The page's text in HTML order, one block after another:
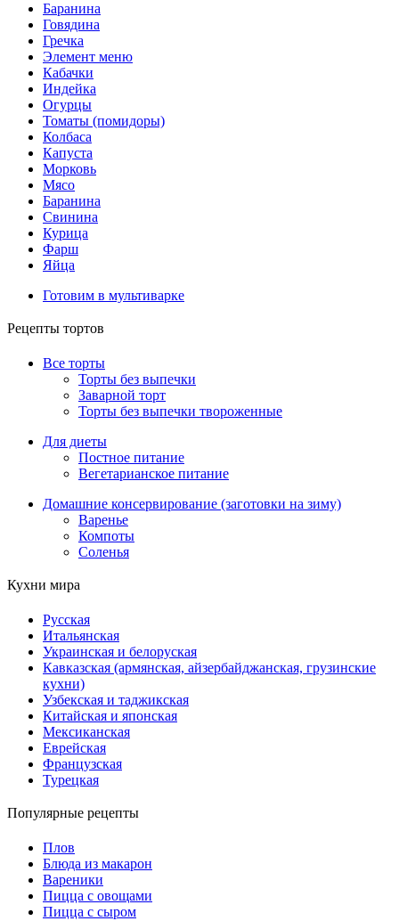
Баранина
Говядина
Гречка
Элемент меню
Кабачки
Индейка
Огурцы
Томаты (помидоры)
Колбаса
Капуста
Морковь
Мясо
Баранина
Свинина
Курица
Фарш
Яйца
Готовим в мультиварке
Рецепты тортов
Все торты
Торты без выпечки
Заварной торт
Торты без выпечки твороженные
Для диеты
Постное питание
Вегетарианское питание
Домашние консервирование (заготовки на зиму)
Варенье
Компоты
Соленья
Кухни мира
Русская
Итальянская
Украинская и белоруская
Кавказская (армянская, айзербайджанская, грузинские
кухни)
Узбекская и таджикская
Китайская и японская
Мексиканская
Еврейская
Французская
Турецкая
Популярные рецепты
Плов
Блюда из макарон
Вареники
Пицца с овощами
Пицца с сыром